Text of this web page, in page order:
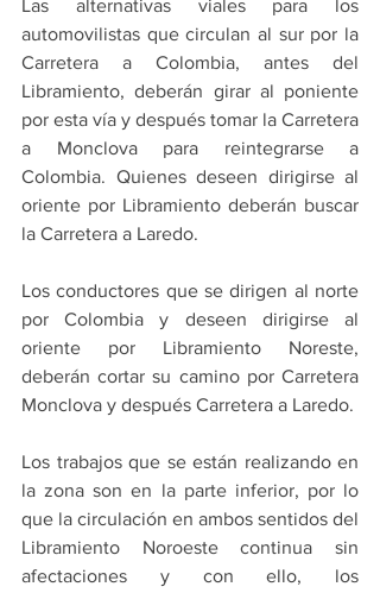
Las alternativas viales para los
automovilistas que circulan al sur por la
Carretera a Colombia, antes del
Libramiento, deberán girar al poniente
por esta vía y después tomar la Carretera
a Monclova para reintegrarse a
Colombia. Quienes deseen dirigirse al
oriente por Libramiento deberán buscar
la Carretera a Laredo.
Los conductores que se dirigen al norte
por Colombia y deseen dirigirse al
oriente por Libramiento Noreste,
deberán cortar su camino por Carretera
Monclova y después Carretera a Laredo.
Los trabajos que se están realizando en
la zona son en la parte inferior, por lo
que la circulación en ambos sentidos del
Libramiento Noroeste continua sin
afectaciones y con ello, los